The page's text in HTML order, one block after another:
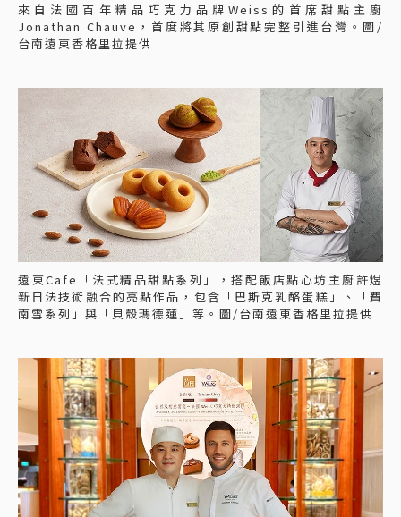
來自法國百年精品巧克力品牌Weiss的首席甜點主廚
Jonathan Chauve，首度將其原創甜點完整引進台灣。圖/
台南遠東香格里拉提供
遠東Cafe「法式精品甜點系列」，搭配飯店點心坊主廚許煜
新日法技術融合的亮點作品，包含「巴斯克乳酪蛋糕」、「費
南雪系列」與「貝殼瑪德蓮」等。圖/台南遠東香格里拉提供